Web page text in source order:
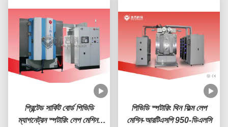
প্রিন্টেড সার্কিট বোর্ড পিভিডি
ম্যাগনেট্রন স্পটারিং লেপ মেশিন-
পিভিডি স্পটারিং থিন ফিল্ম লেপ
মেশিন-আরটিএসপি 950-ডিএলসি